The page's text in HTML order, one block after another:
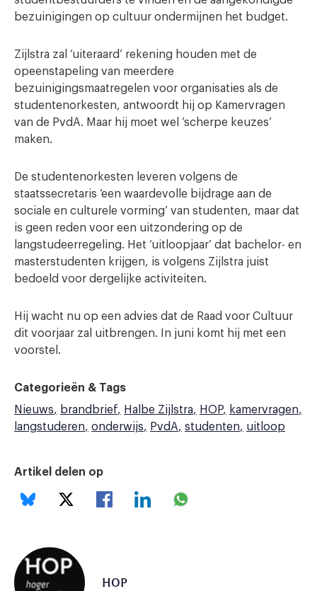
bezuinigingen op cultuur ondermijnen het budget.
Zijlstra zal ‘uiteraard’ rekening houden met de
opeenstapeling van meerdere
bezuinigingsmaatregelen voor organisaties als de
studentenorkesten, antwoordt hij op Kamervragen
van de PvdA. Maar hij moet wel ‘scherpe keuzes’
maken.
De studentenorkesten leveren volgens de
staatssecretaris ‘een waardevolle bijdrage aan de
sociale en culturele vorming’ van studenten, maar dat
is geen reden voor een uitzondering op de
langstudeerregeling. Het ‘uitloopjaar’ dat bachelor- en
masterstudenten krijgen, is volgens Zijlstra juist
bedoeld voor dergelijke activiteiten.
Hij wacht nu op een advies dat de Raad voor Cultuur
dit voorjaar zal uitbrengen. In juni komt hij met een
voorstel.
Categorieën & Tags
Nieuws
brandbrief Halbe Zijlstra HOP
kamervragen
langstuderen
onderwijs PvdA studenten uitloop
Artikel delen op
HOP